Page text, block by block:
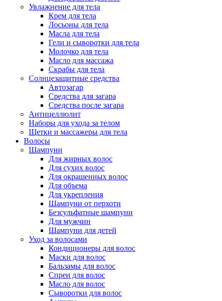
Увлажнение для тела
Крем для тела
Лосьоны для тела
Масла для тела
Гели и сыворотки для тела
Молочко для тела
Масло для массажа
Скрабы для тела
Солнцезащитные средства
Автозагар
Средства для загара
Средства после загара
Антицеллюлит
Наборы для ухода за телом
Щетки и массажеры для тела
Волосы
Шампуни
Для жирных волос
Для сухих волос
Для окрашенных волос
Для объема
Для укрепления
Шампуни от перхоти
Безсульфатные шампуни
Для мужчин
Шампуни для детей
Уход за волосами
Кондиционеры для волос
Маски для волос
Бальзамы для волос
Спреи для волос
Масло для волос
Сыворотки для волос